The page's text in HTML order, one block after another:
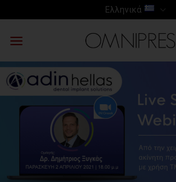
to
content
Ελληνικά